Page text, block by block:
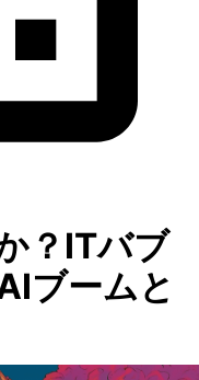
？ITバブ
ブームと